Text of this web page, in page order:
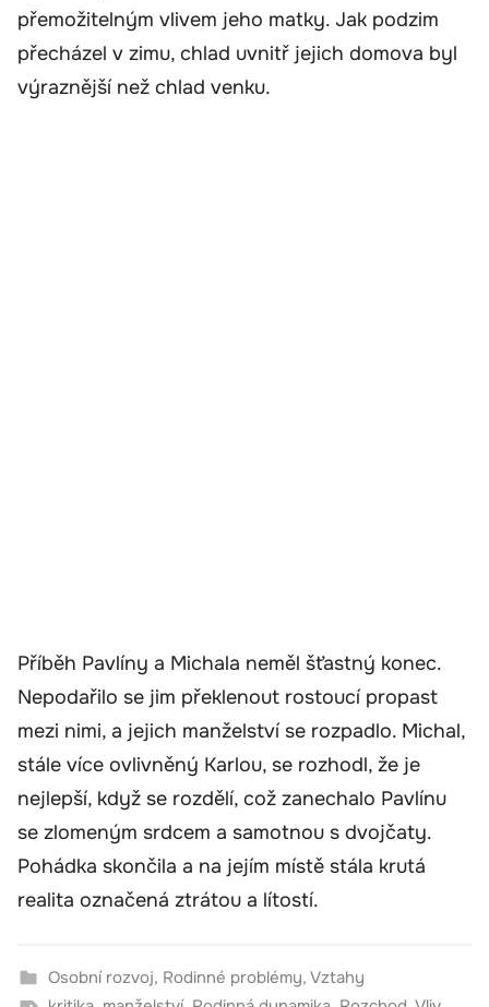
přemožitelným vlivem jeho matky. Jak podzim
přecházel v zimu, chlad uvnitř jejich domova byl
výraznější než chlad venku.
Příběh Pavlíny a Michala neměl šťastný konec.
Nepodařilo se jim překlenout rostoucí propast
mezi nimi, a jejich manželství se rozpadlo. Michal,
stále více ovlivněný Karlou, se rozhodl, že je
nejlepší, když se rozdělí, což zanechalo Pavlínu
se zlomeným srdcem a samotnou s dvojčaty.
Pohádka skončila a na jejím místě stála krutá
realita označená ztrátou a lítostí.
Osobní rozvoj, Rodinné problémy, Vztahy